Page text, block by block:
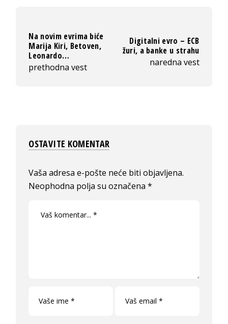
Na novim evrima biće
Marija Kiri, Betoven,
Leonardo…
prethodna vest
Digitalni evro – ECB
žuri, a banke u strahu
naredna vest
OSTAVITE KOMENTAR
Vaša adresa e-pošte neće biti objavljena.
Neophodna polja su označena*